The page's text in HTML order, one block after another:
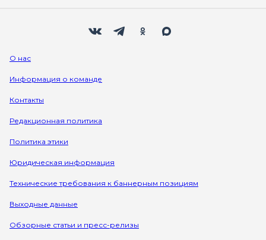
О нас
Информация о команде
Контакты
Редакционная политика
Политика этики
Юридическая информация
Технические требования к баннерным позициям
Выходные данные
Обзорные статьи и пресс-релизы